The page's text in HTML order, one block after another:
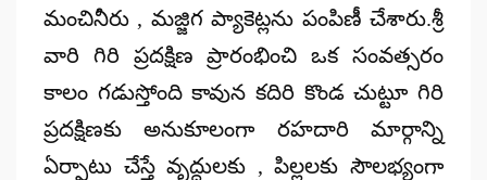
మంచినీరు , మజ్జిగ ప్యాకెట్లను పంపిణీ చేశారు.శ్రీ
వారి గిరి ప్రదక్షిణ ప్రారంభించి ఒక సంవత్సరం
కాలం గడుస్తోంది కావున కదిరి కొండ చుట్టూ గిరి
ప్రదక్షిణకు అనుకూలంగా రహదారి మార్గాన్ని
ఏర్పాటు చేస్తే వృద్ధులకు , పిల్లలకు సౌలభ్యంగా